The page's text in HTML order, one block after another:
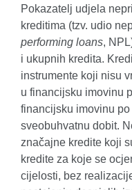
Pokazatelj udjela
kreditima (tzv. udio
performing loans,
i ukupnih kredita.
instrumente koji nisu
u financijsku imovinu
financijsku imovinu
sveobuhvatnu dobit.
značajne kredite koji
kredite za koje se
cijelosti, bez